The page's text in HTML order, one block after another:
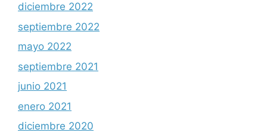
diciembre 2022
septiembre 2022
mayo 2022
septiembre 2021
junio 2021
enero 2021
diciembre 2020